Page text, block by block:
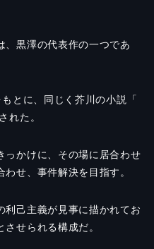
、黒澤の代表作の一つであ
とに、同じく芥川の小説「
れた。
っかけに、その場に居合わせ
せ、事件解決を目指す。
利己主義が見事に描かれてお
せられる構成だ。